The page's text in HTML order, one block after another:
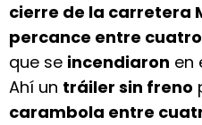
cierre de la carretera
percance entre
que se incendiaron en
Ahí un tráiler sin freno
carambola entre